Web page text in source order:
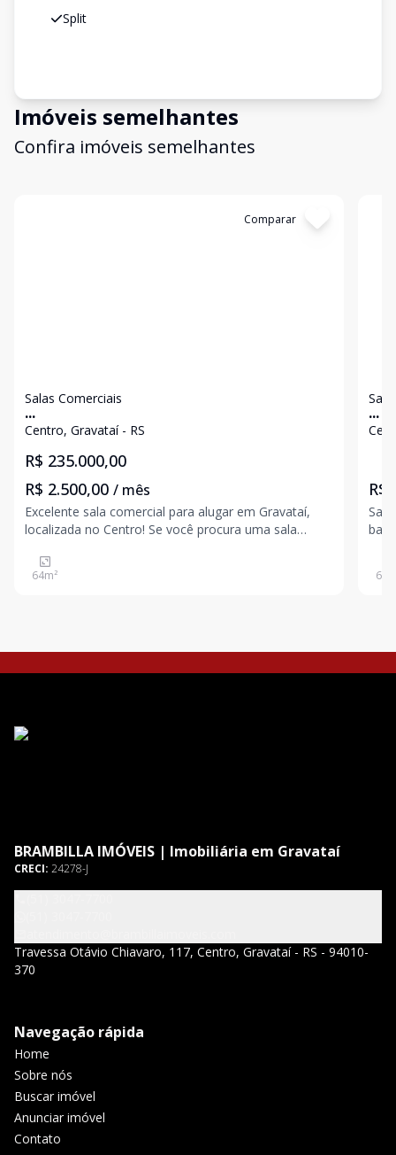
Split
Imóveis semelhantes
Confira imóveis semelhantes
Comparar
Salas Comerciais
...
Centro, Gravataí - RS
R$ 235.000,00
R$ 2.500,00 / mês
Excelente sala comercial para alugar em Gravataí,
localizada no Centro! Se você procura uma sala
excelente oportunidade para instalar ou expandir o
seu negócio em uma das regiões mais valorizadas e
64m²
...
R$
60
BRAMBILLA IMÓVEIS | Imobiliária em Gravataí
CRECI: 24278-J
Travessa Otávio Chiavaro, 117, Centro, Gravataí - RS - 94010-
370
Navegação rápida
Home
Sobre nós
Buscar imóvel
Anunciar imóvel
Contato